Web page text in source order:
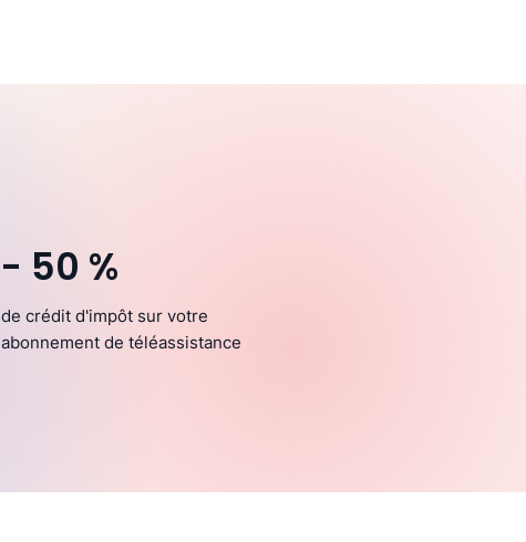
- 50 %
de crédit d'impôt sur votre
abonnement de téléassistance